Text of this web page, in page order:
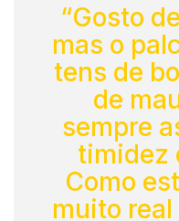
“Gosto
mas o
tens de
de
sempre
timidez
Como
muito